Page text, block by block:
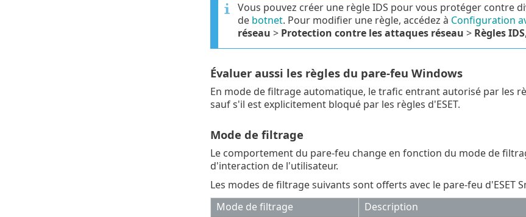
Vous pouvez créer une règle IDS pour vous protéger contre
de botnet. Pour modifier une règle, accédez à Configuration
réseau > Protection contre les attaques réseau > Règles IDS
Évaluer aussi les règles du pare-feu Windows
En mode de filtrage automatique, le trafic entrant autorisé par les
sauf s'il est explicitement bloqué par les règles d'ESET.
Mode de filtrage
Le comportement du pare-feu change en fonction du mode de
d'interaction de l'utilisateur.
Les modes de filtrage suivants sont offerts avec le pare-feu d'ESET
Mode de filtrage
Description